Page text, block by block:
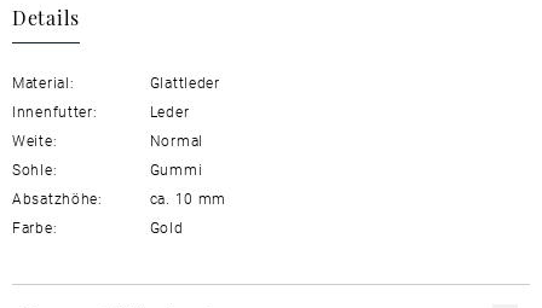
Details
Material:
Glattleder
Innenfutter:
Leder
Weite:
Normal
Sohle:
Gummi
Absatzhöhe:
ca. 10 mm
Farbe:
Gold